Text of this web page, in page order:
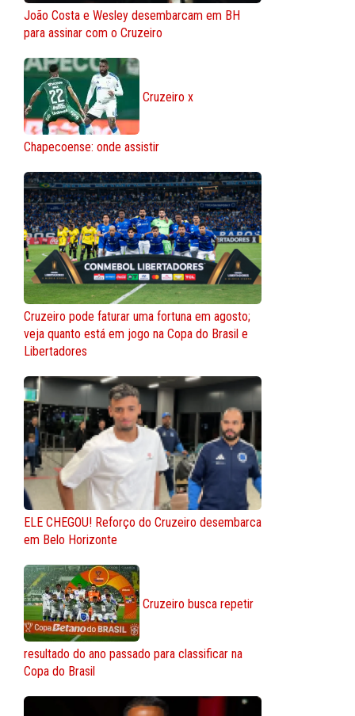
João Costa e Wesley desembarcam em BH
para assinar com o Cruzeiro
Cruzeiro x
Chapecoense: onde assistir
Cruzeiro pode faturar uma fortuna em agosto;
veja quanto está em jogo na Copa do Brasil e
Libertadores
ELE CHEGOU! Reforço do Cruzeiro desembarca
em Belo Horizonte
Cruzeiro busca repetir
resultado do ano passado para classificar na
Copa do Brasil